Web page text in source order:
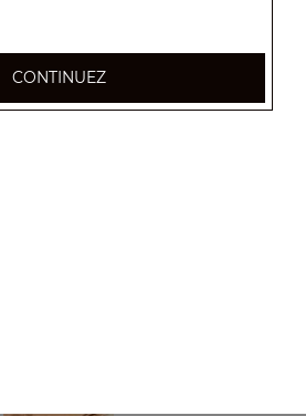
tao, 4 beignets de crevettes, 4
CONTINUEZ